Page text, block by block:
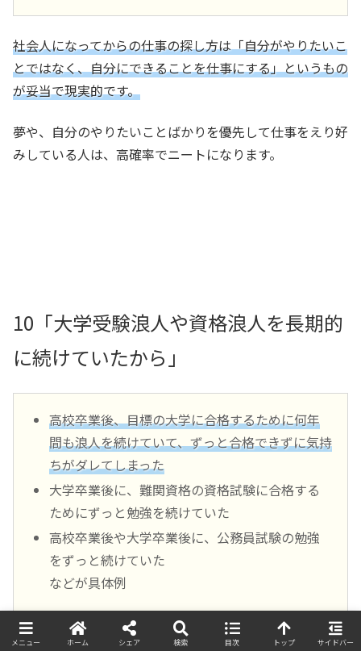
社会人になってからの仕事の探し方は「自分がやりたいこ
とではなく、自分にできることを仕事にする」というもの
が妥当で現実的です。
夢や、自分のやりたいことばかりを優先して仕事をえり好
みしている人は、高確率でニートになります。
10「大学受験浪人や資格浪人を長期的
に続けていたから」
高校卒業後、目標の大学に合格するために何年
間も浪人を続けていて、ずっと合格できずに気持
ちがダレてしまった
大学卒業後に、難関資格の資格試験に合格する
ためにずっと勉強を続けていた
高校卒業後や大学卒業後に、公務員試験の勉強
をずっと続けていた
などが具体例
メニュー ホーム シェア 検索 目次 トップ サイドバー